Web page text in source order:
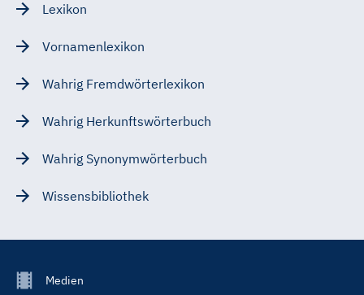
Lexikon
Vornamenlexikon
Wahrig Fremdwörterlexikon
Wahrig Herkunftswörterbuch
Wahrig Synonymwörterbuch
Wissensbibliothek
FooterMedien